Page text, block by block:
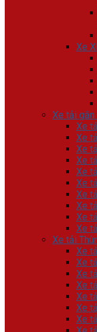
Xe
Xe tải gắn
Xe
Xe
Xe
Xe
Xe
Xe
Xe
Xe
Xe
Xe
Xe tải
Xe
Xe
Xe
Xe
Xe
Xe
Xe